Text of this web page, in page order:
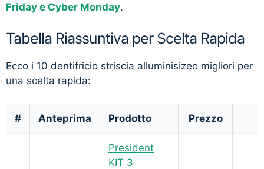
Friday e Cyber Monday.
Tabella Riassuntiva per Scelta Rapida
Ecco i 10 dentifricio striscia alluminisizeo migliori per
una scelta rapida:
# Anteprima Prodotto Prezzo
President
KIT 3